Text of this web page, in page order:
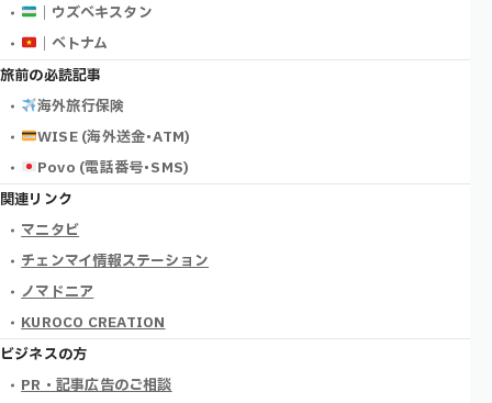
｜ウズベキスタン
｜ベトナム
旅前の必読記事
海外旅行保険
WISE (海外送金･ATM)
Povo (電話番号･SMS)
関連リンク
マニタビ
チェンマイ情報ステーション
ノマドニア
KUROCO CREATION
ビジネスの方
PR・記事広告のご相談